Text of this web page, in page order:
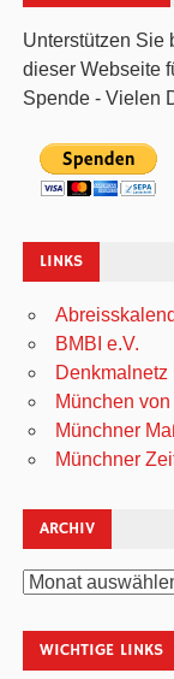
Unterstützen Sie
dieser Webseite
Spende - Vielen
LINKS
BMBI e.V.
Denkmalnetz
München
Münchner
Münchner
ARCHIV
Archiv
WICHTIGE LINKS